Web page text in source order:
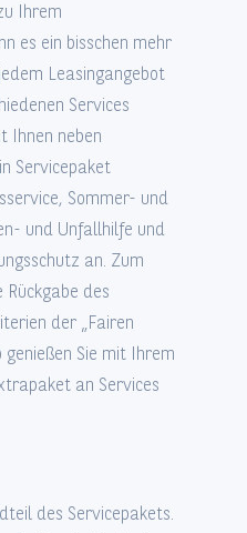
Ihrem
es ein bisschen mehr
Leasingangebot
Services
Ihnen neben
Servicepaket
Sommer- und
und Unfallhilfe und
an. Zum
des
der „Fairen
genießen Sie mit Ihrem
an Services
des Servicepakets.